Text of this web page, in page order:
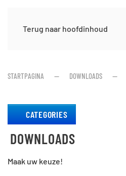
Terug naar hoofdinhoud
STARTPAGINA DOWNLOADS
CATEGORIES
DOWNLOADS
Maak uw keuze!